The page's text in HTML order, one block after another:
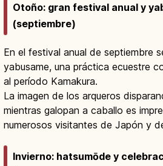
Otoño: gran festival anual y
(septiembre)
En el festival anual de septiembre
yabusame, una práctica ecuestre
al período Kamakura.
La imagen de los arqueros
mientras galopan a caballo es
numerosos visitantes de Japón y
Invierno: hatsumōde y